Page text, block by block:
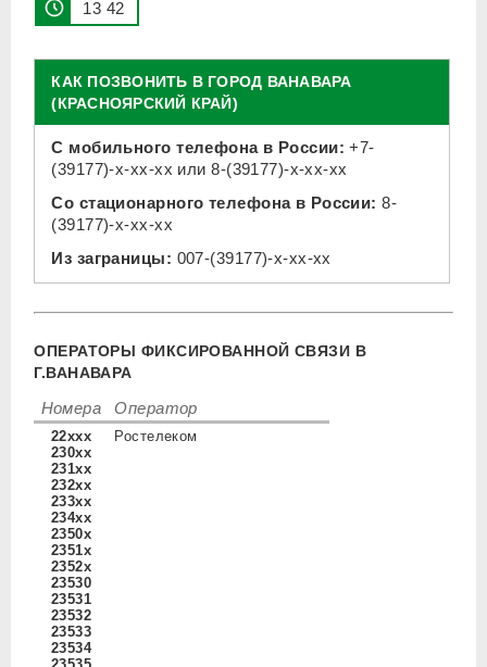
13 42
КАК ПОЗВОНИТЬ В ГОРОД ВАНАВАРА
(КРАСНОЯРСКИЙ КРАЙ)
С мобильного телефона в России: +7-
(39177)-x-xx-xx или8-(39177)-x-xx-xx
Со стационарного телефона в России: 8-
(39177)-x-xx-xx
Из заграницы: 007-(39177)-x-xx-xx
ОПЕРАТОРЫ ФИКСИРОВАННОЙ СВЯЗИ В
Г.ВАНАВАРА
Номера Оператор
22xxx
230xx
231xx
232xx
233xx
234xx
2350x
2351x
2352x
23530
23531
23532
23533
23534
Ростелеком